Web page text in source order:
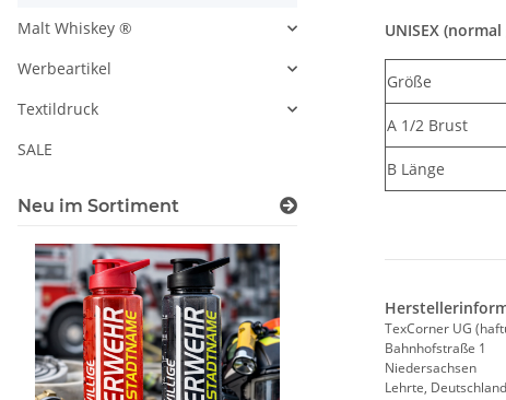
UNISEX
Größe
A 1/2 Brust
B Länge
TexCorner UG
Bahnhofstraße 1
Niedersachsen
Lehrte,
Malt Whiskey ®
Werbeartikel
Textildruck
SALE
Neu im Sortiment